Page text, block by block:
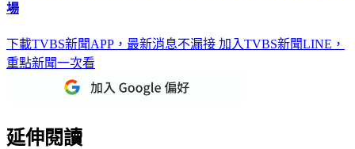
場
下載TVBS新聞APP，最新消息不漏接 加入TVBS新聞LINE，
重點新聞一次看
延伸閱讀